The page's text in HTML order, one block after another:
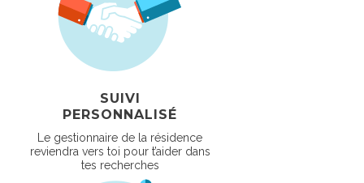
SUIVI
PERSONNALISÉ
Le gestionnaire de la résidence
reviendra vers toi pour t’aider dans
tes recherches